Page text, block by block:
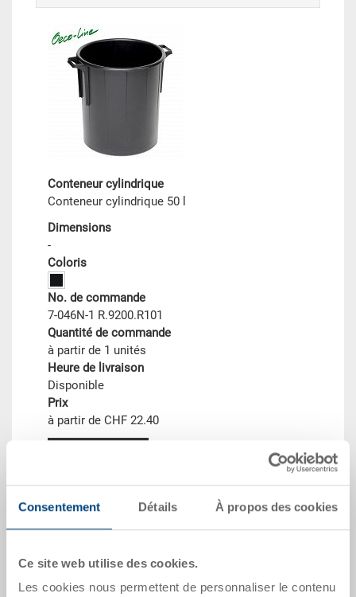
Consentement Détails À propos des cookies
Ce site web utilise des cookies.
Les cookies nous permettent de personnaliser le contenu
Conteneur cylindrique
Conteneur cylindrique 50 l
Dimensions
-
Coloris
No. de commande
7-046N-1 R.9200.R101
Quantité de commande
à partir de 1 unités
Heure de livraison
Disponible
Prix
à partir de CHF 22.40